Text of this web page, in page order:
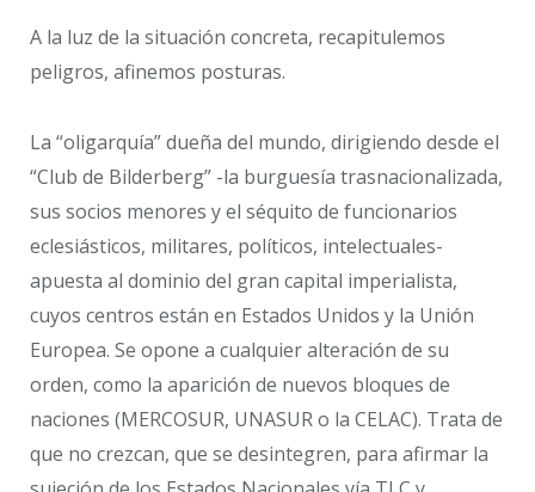
A la luz de la situación concreta, recapitulemos
peligros, afinemos posturas.
La “oligarquía” dueña del mundo, dirigiendo desde el
“Club de Bilderberg” -la burguesía trasnacionalizada,
sus socios menores y el séquito de funcionarios
eclesiásticos, militares, políticos, intelectuales-
apuesta al dominio del gran capital imperialista,
cuyos centros están en Estados Unidos y la Unión
Europea. Se opone a cualquier alteración de su
orden, como la aparición de nuevos bloques de
naciones (MERCOSUR, UNASUR o la CELAC). Trata de
que no crezcan, que se desintegren, para afirmar la